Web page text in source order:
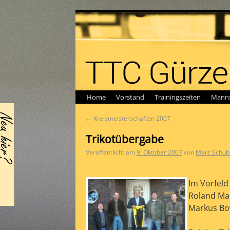
Home Vorstand Trainingszeiten
← Kreismeisterschaften 2007
Trikotübergabe
Veröffentlicht am 9. Oktober 2007von Marc
Im
Roland
Markus